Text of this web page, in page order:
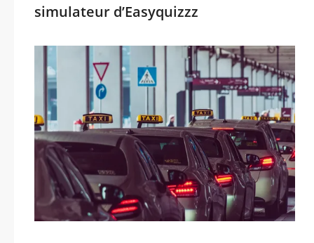
simulateur d’Easyquizzz